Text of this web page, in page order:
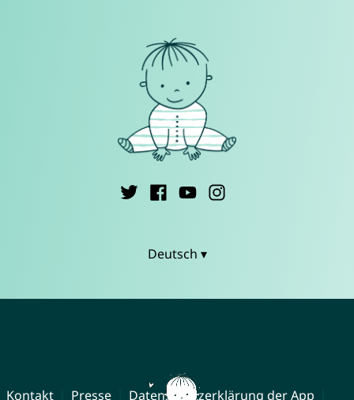
Deutsch ▾
Kontakt Presse
Datenschutzerklärung der App